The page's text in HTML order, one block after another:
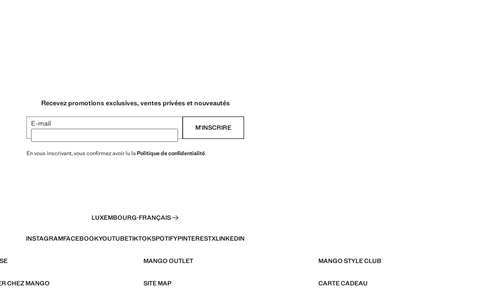
Recevez promotions exclusives, ventes privées et nouveautés
E-mail M’INSCRIRE
En vous inscrivant, vous confirmez avoir lu laPolitique de confidentialité.
LUXEMBOURG·FRANÇAIS
INSTAGRAMFACEBOOKYOUTUBETIKTOKSPOTIFYPINTERESTXLINKEDIN
MANGO OUTLET MANGO STYLE CLUB
CHEZ MANGO SITE MAP CARTE CADEAU